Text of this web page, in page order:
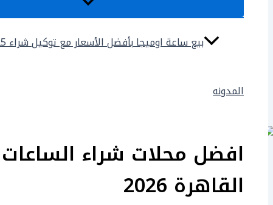
بيع ساعة اوميجا بأفضل الأسعار مع توكيل شراء 2025
المدونه
افضل محلات شراء
القاهرة​ 2026